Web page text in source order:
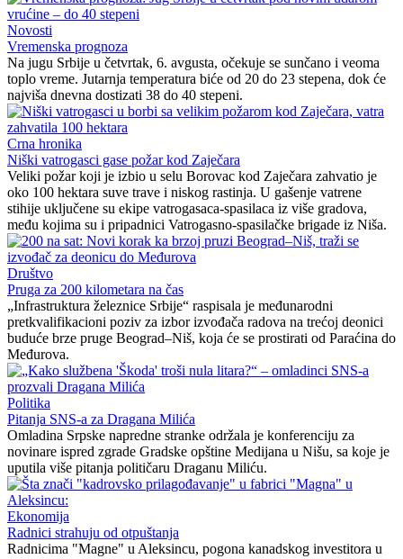
Novosti
Vremenska prognoza
Na jugu Srbije u četvrtak, 6. avgusta, očekuje se sunčano i veoma
toplo vreme. Jutarnja temperatura biće od 20 do 23 stepena, dok će
najviša dnevna dostizati 38 do 40 stepeni.
Crna hronika
Niški vatrogasci gase požar kod Zaječara
Veliki požar koji je izbio u selu Borovac kod Zaječara zahvatio je
oko 100 hektara suve trave i niskog rastinja. U gašenje vatrene
stihije uključene su ekipe vatrogasaca-spasilaca iz više gradova,
među kojima su i pripadnici Vatrogasno-spasilačke brigade iz Niša.
Društvo
Pruga za 200 kilometara na čas
„Infrastruktura železnice Srbije“ raspisala je međunarodni
pretkvalifikacioni poziv za izbor izvođača radova na trećoj deonici
buduće brze pruge Beograd–Niš, koja će se prostirati od Paraćina do
Međurova.
Politika
Pitanja SNS-a za Dragana Milića
Omladina Srpske napredne stranke održala je konferenciju za
novinare ispred zgrade Gradske opštine Medijana u Nišu, sa koje je
uputila više pitanja političaru Draganu Miliću.
Ekonomija
Radnici strahuju od otpuštanja
Radnicima "Magne" u Aleksincu, pogona kanadskog investitora u